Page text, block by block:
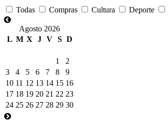
Todas Compras Cultura Deporte
Agosto 2026
L M X J V S D
1
2
3
4 5 6 7 8
9
10 11 12 13 14 15 16
17 18 19 20 21 22 23
24 25 26 27 28 29 30